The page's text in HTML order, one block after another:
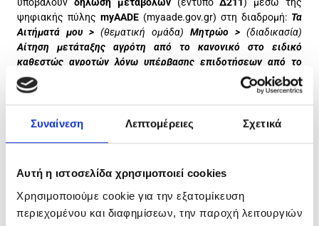
Συναίνεση Λεπτομέρειες Σχετικά
Αυτή η ιστοσελίδα χρησιμοποιεί cookies
Χρησιμοποιούμε cookie για την εξατομίκευση
περιεχομένου και διαφημίσεων, την παροχή λειτουργιών
ψηφιακής πύλης myAADE (myaade.gov.gr) στη διαδρομή: Τα
Αιτήματά μου > (θεματική ομάδα) Μητρώο > (διαδικασία)
Αίτηση μετάταξης αγρότη από το κανονικό στο ειδικό
καθεστώς αγροτών λόγω υπέρβασης επιδοτήσεων από το
Μέτρο 23.
Επισημαίνεται ότι αιτήματα που έχουν ήδη υποβληθεί χωρίς
τα απαιτούμενα δικαιολογητικά θα εξεταστούν κανονικά,
εφόσον οι δικαιούχοι υποβάλουν συμπληρωματικό αίτημα με
τα πλήρη στοιχεία.
Επιπλέον, με την εγκύκλιο παρέχονται οδηγίες για τη
ποσών ΦΠΑ που προέκυψαν λόγω της υποβολής δηλώσεων
ΦΠΑ από 1/1/2026 και πλέον, λόγω της αναδρομικότητας, δεν